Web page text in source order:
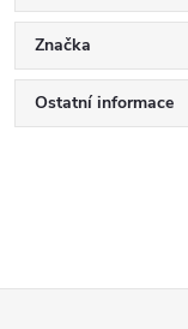
Značka
Ostatní informace